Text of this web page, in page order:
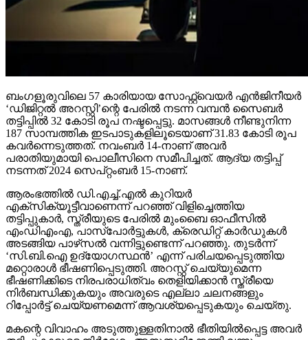
ബംഗളൂരുവിലെ 57 കാരിയായ സോഫ്റ്റ്വെയര്‍ എന്‍ജിനീയര്‍
‘ഡിജിറ്റല്‍ അറസ്റ്റി’ന്റെ പേരില്‍ നടന്ന വമ്പന്‍ സൈബര്‍
തട്ടിപ്പില്‍ 32 കോടി രൂപ നഷ്ടപ്പെട്ടു. മാസങ്ങള്‍ നീണ്ടുനിന്ന
187 സാമ്പത്തിക ഇടപാടുകളിലൂടെയാണ് 31.83 കോടി രൂപ
കവര്‍ന്നെടുത്തത്. നവംബര്‍ 14-നാണ് അവര്‍
പരാതിയുമായി പൊലീസിനെ സമീപിച്ചത്. ആദ്യ തട്ടിപ്പ്
നടന്നത് 2024 സെപ്റ്റംബര്‍ 15-നാണ്.
ആരംഭത്തില്‍ ഡി.എച്ച്.എല്‍ കുറിയര്‍
എക്‌സിക്യൂട്ടീവാണെന്ന് പറഞ്ഞ് വിളിച്ചെത്തിയ
തട്ടിപ്പുകാര്‍, സ്ത്രീയുടെ പേരില്‍ മുംബൈ ഓഫീസില്‍
എംഡിഎംഎ, പാസ്പോര്‍ട്ടുകള്‍, ക്രെഡിറ്റ് കാര്‍ഡുകള്‍
അടങ്ങിയ പാഴ്‌സല്‍ വന്നിട്ടുണ്ടെന്ന് പറഞ്ഞു. തുടര്‍ന്ന്
‘സി.ബി.ഐ ഉദ്യോഗസ്ഥന്‍’ എന്ന് പരിചയപ്പെടുത്തിയ
മറ്റൊരാള്‍ ഭീഷണിപ്പെടുത്തി. അറസ്റ്റ് ചെയ്യുമെന്ന
ഭീഷണിക്കിടെ നിരപരാധിത്വം തെളിയിക്കാന്‍ സ്ത്രീയെ
നിര്‍ബന്ധിക്കുകയും അവരുടെ എല്ലാ ചലനങ്ങളും
റിപ്പോര്‍ട്ട് ചെയ്യണമെന്ന് ആവശ്യപ്പെടുകയും ചെയ്തു.
മകന്റെ വിവാഹം അടുത്തുള്ളതിനാല്‍ ഭീതിയില്‍പ്പെട്ട അവര്‍